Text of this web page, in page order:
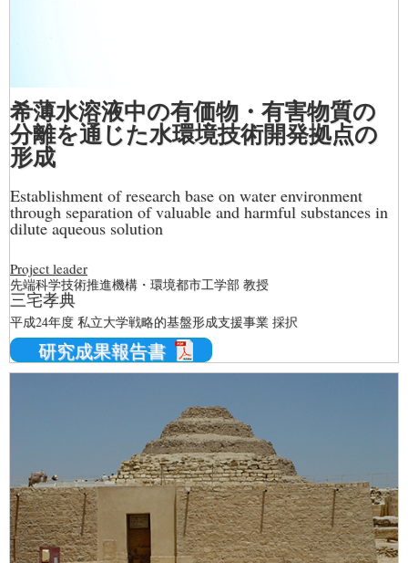
希薄水溶液中の有価物・有害物質の
分離を通じた水環境技術開発拠点の
形成
Establishment of research base on water environment
through separation of valuable and harmful substances in
dilute aqueous solution
Project leader
先端科学技術推進機構・環境都市工学部 教授
三宅孝典
平成24年度 私立大学戦略的基盤形成支援事業 採択
研究成果報告書